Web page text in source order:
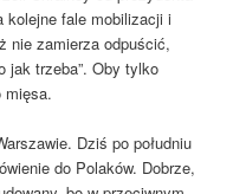
kolejne fale mobilizacji i
nie zamierza odpuścić,
jak trzeba”. Oby tylko
mięsa.
Dziś po południu
do Polaków. Dobrze,